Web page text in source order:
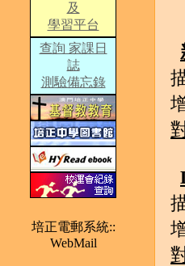
及
學習平台
查詢 家課日
誌
測驗備忘錄
培正電郵系統::
WebMail